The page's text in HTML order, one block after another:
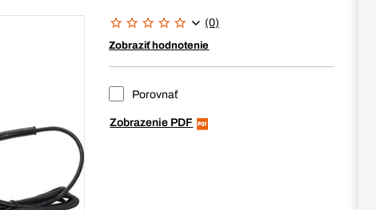
(0)
Zobraziť hodnotenie
Porovnať
Zobrazenie PDF